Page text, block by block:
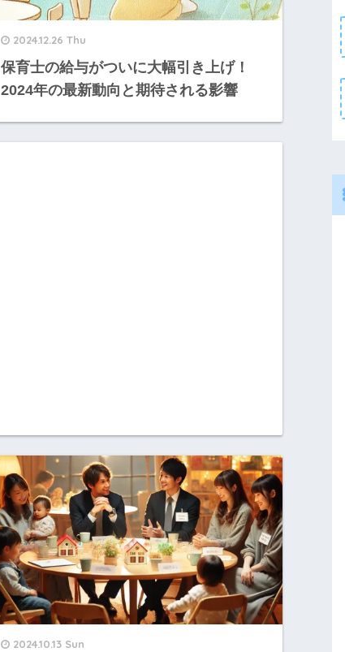
2024.12.26 Thu
保育士の給与がついに大幅引き上げ！
2024年の最新動向と期待される影響
2024.10.13 Sun